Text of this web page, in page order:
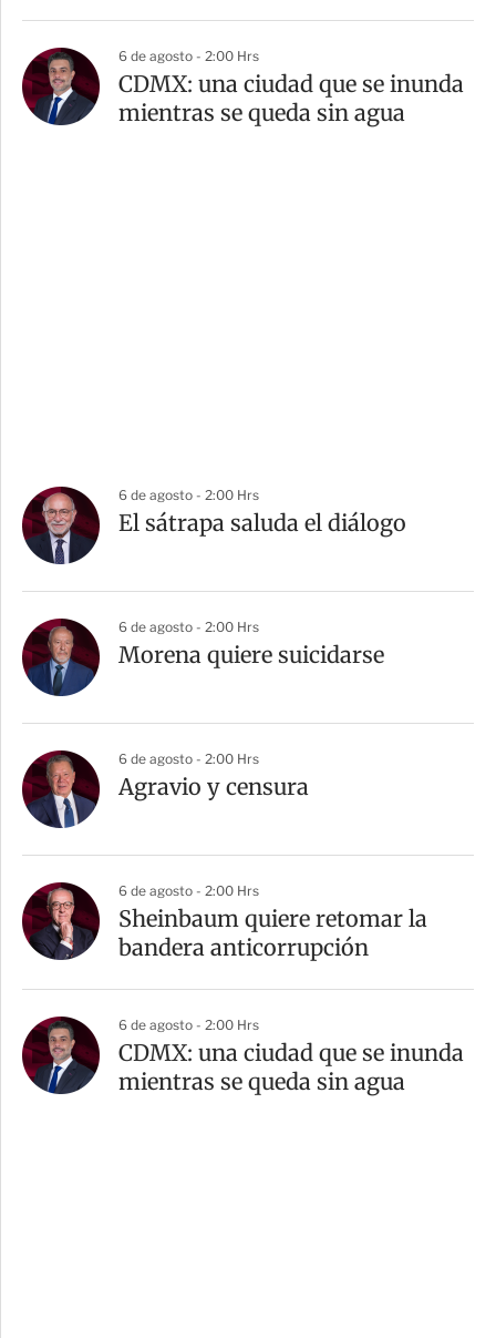
6 de agosto - 2:00 Hrs
CDMX: una ciudad que se inunda
mientras se queda sin agua
6 de agosto - 2:00 Hrs
El sátrapa saluda el diálogo
6 de agosto - 2:00 Hrs
Morena quiere suicidarse
6 de agosto - 2:00 Hrs
Agravio y censura
6 de agosto - 2:00 Hrs
Sheinbaum quiere retomar la
bandera anticorrupción
6 de agosto - 2:00 Hrs
CDMX: una ciudad que se inunda
mientras se queda sin agua